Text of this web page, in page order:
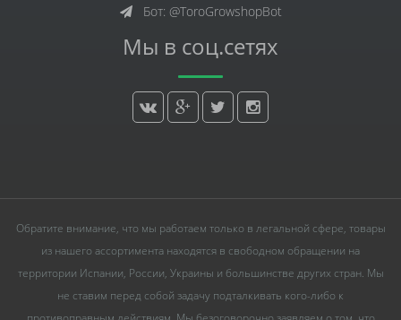
Бот: @ToroGrowshopBot
Мы в соц.сетях
Обратите внимание, что мы работаем только в легальной сфере, товары
из нашего ассортимента находятся в свободном обращении на
территории Испании, России, Украины и большинстве других стран. Мы
не ставим перед собой задачу подталкивать кого-либо к